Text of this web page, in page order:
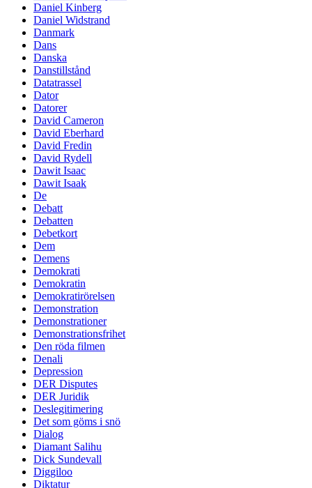
Daniel Kinberg
Daniel Widstrand
Danmark
Dans
Danska
Danstillstånd
Datatrassel
Dator
Datorer
David Cameron
David Eberhard
David Fredin
David Rydell
Dawit Isaac
Dawit Isaak
De
Debatt
Debatten
Debetkort
Dem
Demens
Demokrati
Demokratin
Demokratirörelsen
Demonstration
Demonstrationer
Demonstrationsfrihet
Den röda filmen
Denali
Depression
DER Disputes
DER Juridik
Deslegitimering
Det som göms i snö
Dialog
Diamant Salihu
Dick Sundevall
Diggiloo
Diktatur